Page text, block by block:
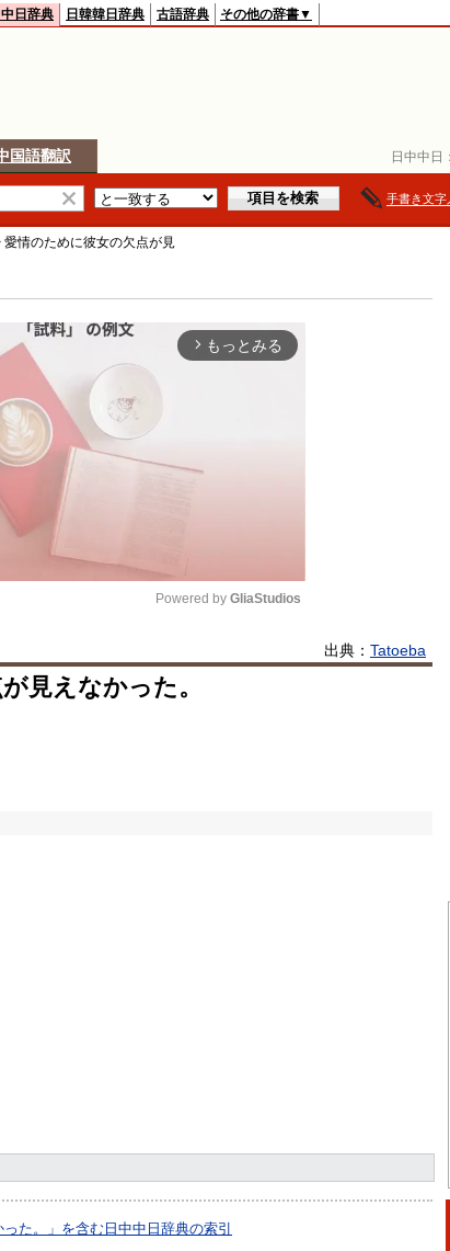
日中中日：
中日辞典 日韓韓日辞典 古語辞典 その他の辞書▼
国語翻訳
手書き文字
愛情のために彼女の欠点が見
arrow_forward_ios もっとみる
Mute
Powered by GliaStudios
出典： Tatoeba
見えなかった。
た。」を含む日中中日辞典の索引